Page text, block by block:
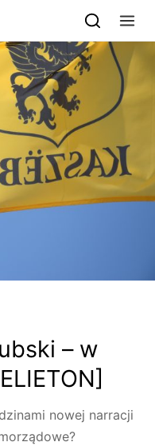
– w
nowej narracji